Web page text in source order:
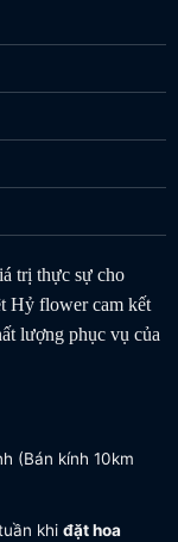
trị thực sự cho
Hỷ flower cam kết
lượng phục vụ của
(Bán kính 10km
khi đặt hoa